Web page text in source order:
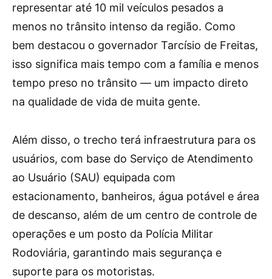
representar até 10 mil veículos pesados a
menos no trânsito intenso da região. Como
bem destacou o governador Tarcísio de Freitas,
isso significa mais tempo com a família e menos
tempo preso no trânsito — um impacto direto
na qualidade de vida de muita gente.
Além disso, o trecho terá infraestrutura para os
usuários, com base do Serviço de Atendimento
ao Usuário (SAU) equipada com
estacionamento, banheiros, água potável e área
de descanso, além de um centro de controle de
operações e um posto da Polícia Militar
Rodoviária, garantindo mais segurança e
suporte para os motoristas.